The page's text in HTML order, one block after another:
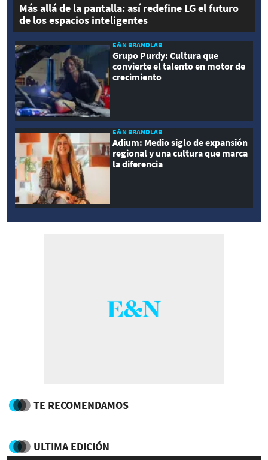
Más allá de la pantalla: así redefine LG el futuro
de los espacios inteligentes
E&N BRANDLAB
Grupo Purdy: Cultura que
convierte el talento en motor de
crecimiento
E&N BRANDLAB
Adium: Medio siglo de expansión
regional y una cultura que marca
la diferencia
TE RECOMENDAMOS
ULTIMA EDICIÓN